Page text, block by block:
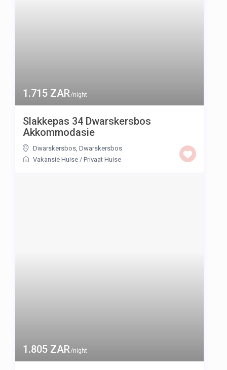
1.715 ZAR/night
Slakkepas 34 Dwarskersbos
Akkommodasie
Dwarskersbos ,Dwarskersbos
Vakansie Huise /Privaat Huise
1.805 ZAR/night